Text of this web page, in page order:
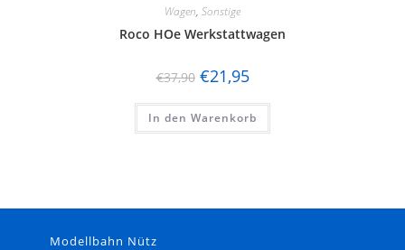
Wagen, Sonstige
Roco HOe Werkstattwagen
€37,90 €21,95
In den Warenkorb
Modellbahn Nütz